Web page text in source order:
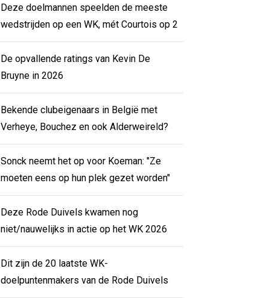
Deze doelmannen speelden de meeste
wedstrijden op een WK, mét Courtois op 2
De opvallende ratings van Kevin De
Bruyne in 2026
Bekende clubeigenaars in België met
Verheye, Bouchez en ook Alderweireld?
Sonck neemt het op voor Koeman: "Ze
moeten eens op hun plek gezet worden"
Deze Rode Duivels kwamen nog
niet/nauwelijks in actie op het WK 2026
Dit zijn de 20 laatste WK-
doelpuntenmakers van de Rode Duivels